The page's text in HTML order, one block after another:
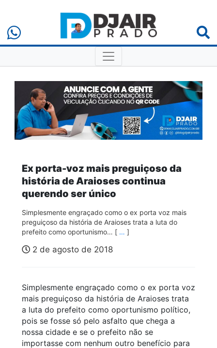
Ex porta-voz mais preguiçoso da
história de Araioses continua
querendo ser único
Simplesmente engraçado como o ex porta voz mais
preguiçoso da história de Araioses trata a luta do
prefeito como oportunismo… [ … ]
2 de agosto de 2018
Simplesmente engraçado como o ex porta voz
mais preguiçoso da história de Araioses trata
a luta do prefeito como oportunismo político,
pois se fosse só pelo asfalto que chega a
nossa cidade e se o prefeito não se
importasse com nenhum outro benefício para